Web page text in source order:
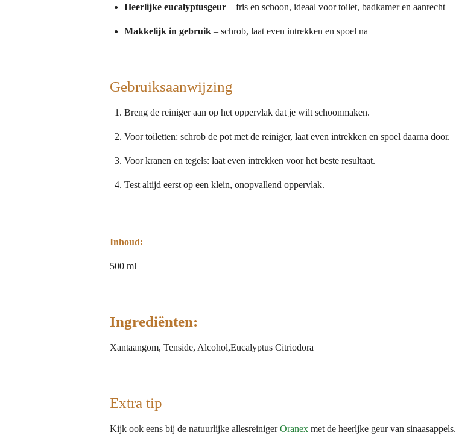
Heerlijke eucalyptusgeur – fris en schoon, ideaal voor toilet, badkamer en aanrecht
Makkelijk in gebruik – schrob, laat even intrekken en spoel na
Gebruiksaanwijzing
Breng de reiniger aan op het oppervlak dat je wilt schoonmaken.
Voor toiletten: schrob de pot met de reiniger, laat even intrekken en spoel daarna door.
Voor kranen en tegels: laat even intrekken voor het beste resultaat.
Test altijd eerst op een klein, onopvallend oppervlak.
Inhoud:
500 ml
Ingrediënten:
Xantaangom, Tenside, Alcohol,Eucalyptus Citriodora
Extra tip
Kijk ook eens bij de natuurlijke allesreinigerOranex met de heerljke geur van sinaasappels.